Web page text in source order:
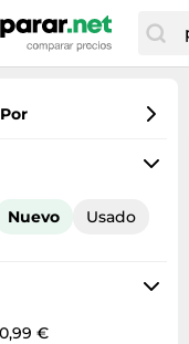
Nuevo Usado
€